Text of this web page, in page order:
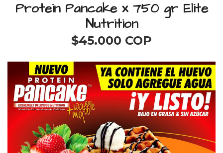
Protein Pancake x 750 gr Elite
Nutrition
$45.000 COP